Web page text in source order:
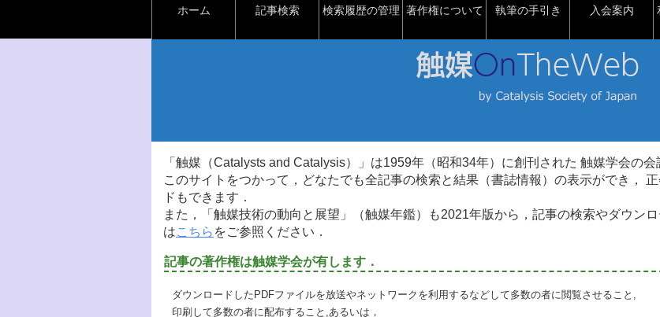
ホーム 記事検索 検索履歴の管理 著作権について 執筆の手引き 入会案内
「触媒（Catalysts and Catalysis）」は1959年（昭和34年）に創刊された 触媒学会の会
このサイトをつかって，どなたでも全記事の検索と結果（書誌情報）の表示ができ，
ドもできます．
また，「触媒技術の動向と展望」（触媒年鑑）も2021年版から，記事の検索やダウン
はこちら をご参照ください．
記事の著作権は触媒学会が有します．
ダウンロードしたPDFファイルを放送やネットワークを利用するなどして多数の者に閲覧させること,
印刷して多数の者に配布すること,あるいは，